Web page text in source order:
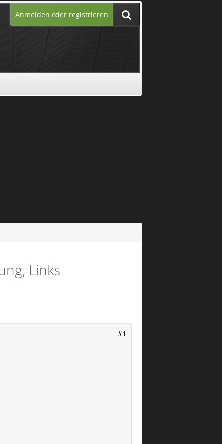
Anmelden oder registrieren
Links
#1